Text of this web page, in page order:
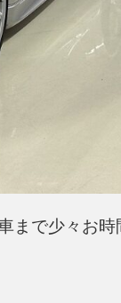
まで少々お